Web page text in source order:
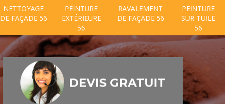
NETTOYAGE
DE FAÇADE 56
PEINTURE
EXTÉRIEURE
56
RAVALEMENT
DE FAÇADE 56
PEINTURE
SUR TUILE
56
DEVIS GRATUIT